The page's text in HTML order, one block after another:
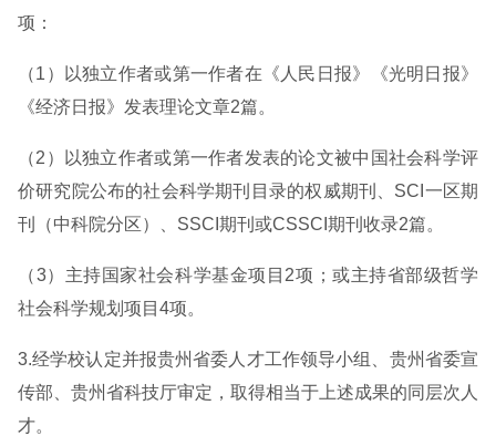
项：
（1）以独立作者或第一作者在《人民日报》《光明日报》
《经济日报》发表理论文章2篇。
（2）以独立作者或第一作者发表的论文被中国社会科学评
价研究院公布的社会科学期刊目录的权威期刊、SCI一区期
刊（中科院分区）、SSCI期刊或CSSCI期刊收录2篇。
（3）主持国家社会科学基金项目2项；或主持省部级哲学
社会科学规划项目4项。
3.经学校认定并报贵州省委人才工作领导小组、贵州省委宣
传部、贵州省科技厅审定，取得相当于上述成果的同层次人
才。